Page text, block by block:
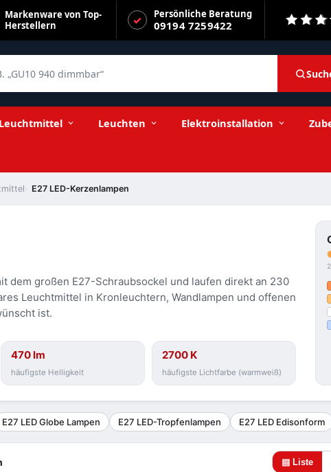
Markenware von Top-
Herstellern
Persönliche Beratung
09194 7259422
Leuchtmittel Leuchten Elektroinstallation
E27 LED-Kerzenlampen
dem großen E27-Schraubsockel und laufen direkt an 230
Leuchtmittel in Kronleuchtern, Wandlampen und offenen
ist.
470 lm
häufigste Helligkeit
2700 K
häufigste Lichtfarbe (warmweiß)
E27 LED Globe Lampen E27 LED-Tropfenlampen E27 LED Edisonform
▤ Liste